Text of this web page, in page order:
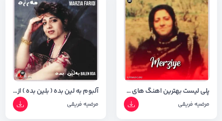
پلی لیست بهترین اهنگ های مرضیه فریقی
مرضیه فریقی
آلبوم به لین بده ( بلین بده ) از مرضیه فریقی کیفیت اصلی ۳۲۰
مرضیه فریقی